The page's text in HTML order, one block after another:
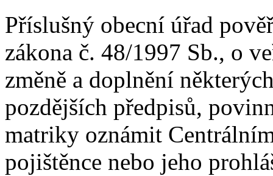
Příslušný obecní úřad
zákona č. 48/1997 Sb., o
změně a doplnění
pozdějších předpisů,
matriky oznámit
pojištěnce nebo jeho